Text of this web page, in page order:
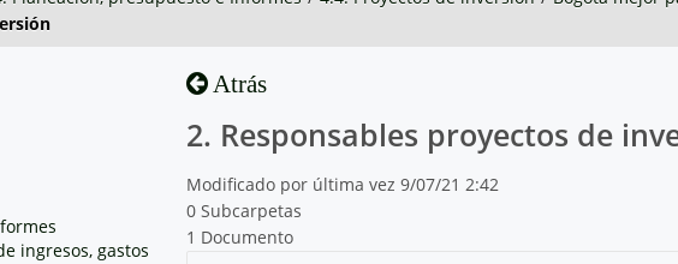
ingresos, gastos
Atrás
2. Responsables proyectos de
Modificado por última vez 9/07/21 2:42
0 Subcarpetas
1 Documento